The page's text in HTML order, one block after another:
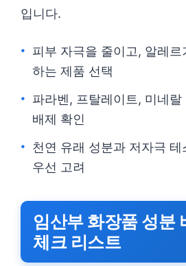
입니다.
피부 자극을 줄이고, 알레
하는 제품 선택
파라벤, 프탈레이트, 미네
배제 확인
천연 유래 성분과 저자극
우선 고려
임산부 화장품 성분
체크 리스트